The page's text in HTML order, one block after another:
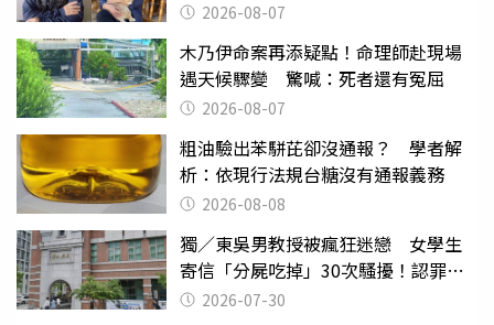
2026-08-07
木乃伊命案再添疑點！命理師赴現場
遇天候驟變 驚喊：死者還有冤屈
2026-08-07
粗油驗出苯駢芘卻沒通報？ 學者解
析：依現行法規台糖沒有通報義務
2026-08-08
獨／東吳男教授被瘋狂迷戀 女學生
寄信「分屍吃掉」30次騷擾！認罪免
關 2026-07-30